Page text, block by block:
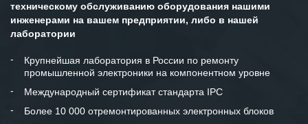
и доверительные партнерские
отношения и искренне желаем
«Инженерной компании «555» долгих
техническому обслуживанию оборудования нашими
инженерами на вашем предприятии, либо в нашей
лаборатории
Крупнейшая лаборатория в России по ремонту
промышленной электроники на компонентном уровне
Международный сертификат стандарта IPC
Более 10 000 отремонтированных электронных блоков